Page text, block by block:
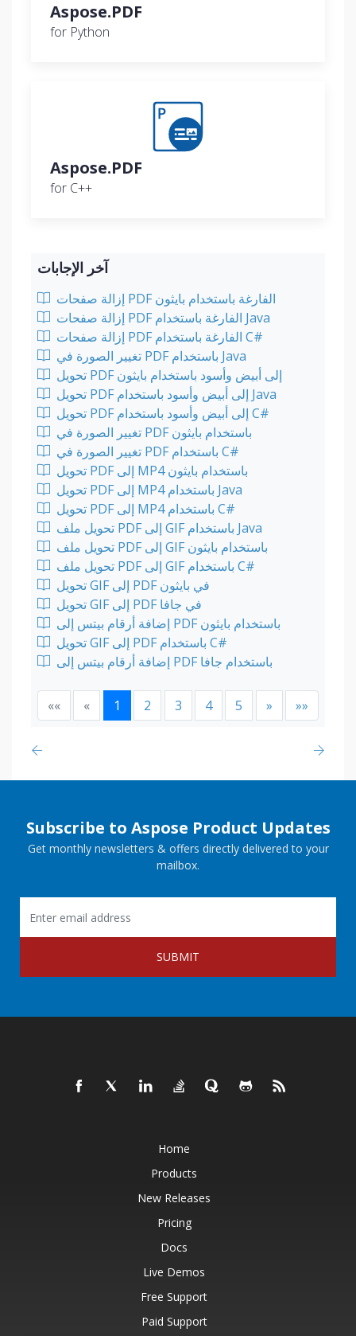
Aspose.PDF
for Python
Aspose.PDF
for C++
آخر الإجابات
إزالة صفحات PDF الفارغة باستخدام بايثون
إزالة صفحات PDF الفارغة باستخدام Java
إزالة صفحات PDF الفارغة باستخدام C#
تغيير الصورة في PDF باستخدام Java
تحويل PDF إلى أبيض وأسود باستخدام بايثون
تحويل PDF إلى أبيض وأسود باستخدام Java
تحويل PDF إلى أبيض وأسود باستخدام C#
تغيير الصورة في PDF باستخدام بايثون
تغيير الصورة في PDF باستخدام C#
تحويل PDF إلى MP4 باستخدام بايثون
تحويل PDF إلى MP4 باستخدام Java
تحويل PDF إلى MP4 باستخدام C#
تحويل ملف PDF إلى GIF باستخدام Java
تحويل ملف PDF إلى GIF باستخدام بايثون
تحويل ملف PDF إلى GIF باستخدام C#
تحويل GIF إلى PDF في بايثون
تحويل GIF إلى PDF في جافا
إضافة أرقام بيتس إلى PDF باستخدام بايثون
تحويل GIF إلى PDF باستخدام C#
إضافة أرقام بيتس إلى PDF باستخدام جافا
«« « 1 2 3 4 5 » »»
Subscribe to Aspose Product Updates
Get monthly newsletters & offers directly delivered to your
mailbox.
SUBMIT
Home
Products
New Releases
Pricing
Docs
Live Demos
Free Support
Paid Support